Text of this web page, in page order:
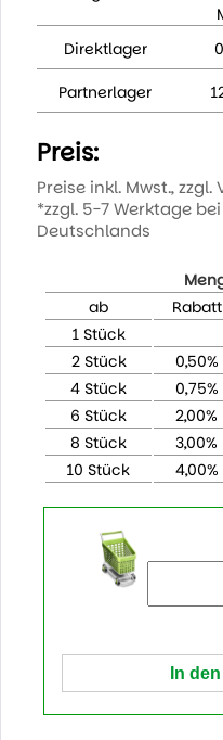
Direktlager
Partnerlager
Preis:
Preise inkl. Mwst., zzgl.
*zzgl. 5-7 Werktage
Deutschlands
ab
Rabatt
1 Stück
2 Stück
0,50%
4 Stück
0,75%
6 Stück
2,00%
8 Stück
3,00%
10 Stück
4,00%